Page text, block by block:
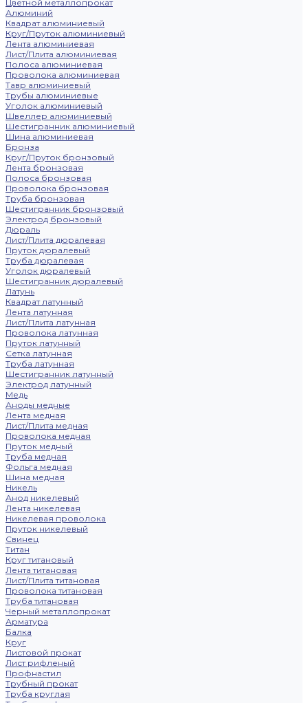
Цветной металлопрокат
Алюминий
Квадрат алюминиевый
Круг/Пруток алюминиевый
Лента алюминиевая
Лист/Плита алюминиевая
Полоса алюминиевая
Проволока алюминиевая
Тавр алюминиевый
Трубы алюминиевые
Уголок алюминиевый
Швеллер алюминиевый
Шестигранник алюминиевый
Шина алюминиевая
Бронза
Круг/Пруток бронзовый
Лента бронзовая
Полоса бронзовая
Проволока бронзовая
Труба бронзовая
Шестигранник бронзовый
Электрод бронзовый
Дюраль
Лист/Плита дюралевая
Пруток дюралевый
Труба дюралевая
Уголок дюралевый
Шестигранник дюралевый
Латунь
Квадрат латунный
Лента латунная
Лист/Плита латунная
Проволока латунная
Пруток латунный
Сетка латунная
Труба латунная
Шестигранник латунный
Электрод латунный
Медь
Аноды медные
Лента медная
Лист/Плита медная
Проволока медная
Пруток медный
Труба медная
Фольга медная
Шина медная
Никель
Анод никелевый
Лента никелевая
Никелевая проволока
Пруток никелевый
Свинец
Титан
Круг титановый
Лента титановая
Лист/Плита титановая
Проволока титановая
Труба титановая
Черный металлопрокат
Арматура
Балка
Круг
Листовой прокат
Лист рифленый
Профнастил
Трубный прокат
Труба круглая